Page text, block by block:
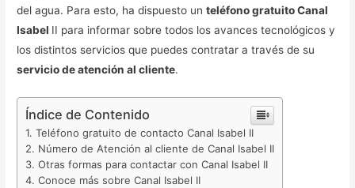
del agua. Para esto, ha dispuesto unteléfono gratuito Canal
Isabel II para informar sobre todos los avances tecnológicos y
los distintos servicios que puedes contratar a través de su
servicio de atención al cliente.
Índice de Contenido
Teléfono gratuito de contacto Canal Isabel II
Número de Atención al cliente de Canal Isabel II
Otras formas para contactar con Canal Isabel II
Conoce más sobre Canal Isabel II